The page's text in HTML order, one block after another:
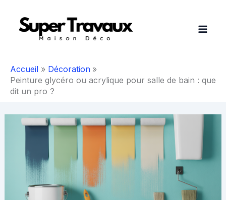
contenu
Accueil
Décoration
Peinture glycéro ou acrylique pour salle de bain : que
dit un pro ?